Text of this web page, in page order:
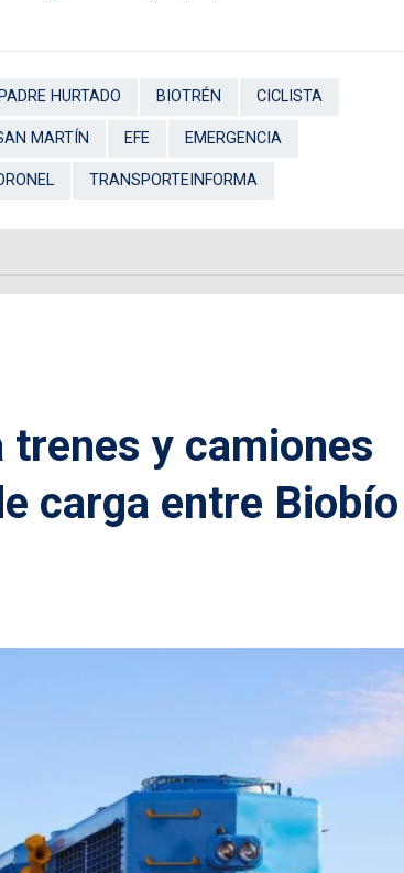
HURTADO BIOTRÉN CICLISTA
MARTÍN EFE EMERGENCIA
TRANSPORTEINFORMA
y camiones
carga entre